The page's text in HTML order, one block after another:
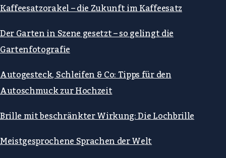
Kaffeesatzorakel – die Zukunft im Kaffeesatz
Der Garten in Szene gesetzt – so gelingt die
Gartenfotografie
Autogesteck, Schleifen & Co: Tipps für den
Autoschmuck zur Hochzeit
Brille mit beschränkter Wirkung: Die Lochbrille
Meistgesprochene Sprachen der Welt